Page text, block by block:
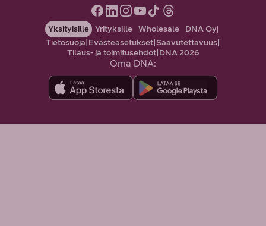
Yksityisille Yrityksille Wholesale
DNA Oyj
Tietosuoja|Evästeasetukset|Saavutettavuus|
Tilaus- ja toimitusehdot|DNA 2026
Oma DNA: